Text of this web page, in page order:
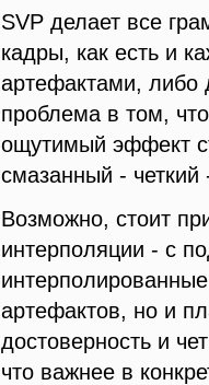
SVP делает все
кадры, как есть и
артефактами, либо
проблема в том,
ощутимый эффект
смазанный - четкий
Возможно, стоит
интерполяции - с
артефактов, но и
достоверность и
что важнее в